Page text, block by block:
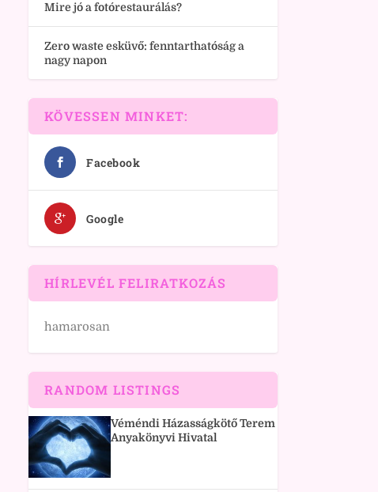
Mire jó a fotórestaurálás?
Zero waste esküvő: fenntarthatóság a
nagy napon
KÖVESSEN MINKET:
Facebook
Google
HÍRLEVÉL FELIRATKOZÁS
hamarosan
RANDOM LISTINGS
Véméndi Házasságkötő Terem
Anyakönyvi Hivatal